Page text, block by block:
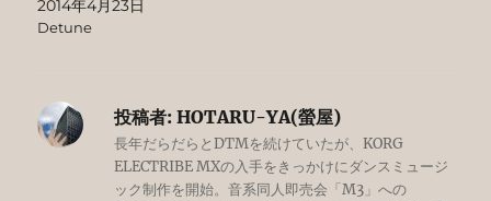
2014年4月23日
Detune
投稿者: HOTARU-YA(螢屋)
長年だらだらとDTMを続けていたが、KORG
ELECTRIBE MXの入手をきっかけにダンスミュージ
ック制作を開始。音系同人即売会「M3」への